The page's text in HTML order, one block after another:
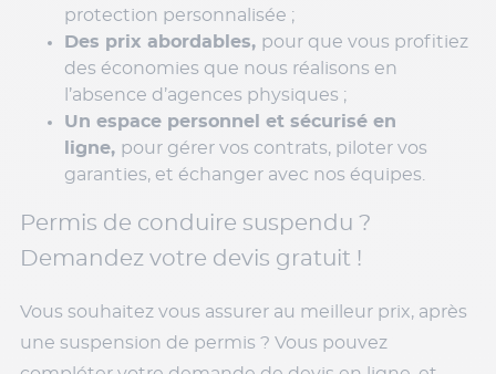
protection personnalisée ;
Des prix abordables, pour que vous profitiez
des économies que nous réalisons en
l’absence d’agences physiques ;
Un espace personnel et sécurisé en
ligne, pour gérer vos contrats, piloter vos
garanties, et échanger avec nos équipes.
Permis de conduire suspendu ?
Demandez votre devis gratuit !
Vous souhaitez vous assurer au meilleur prix, après
une suspension de permis ? Vous pouvez